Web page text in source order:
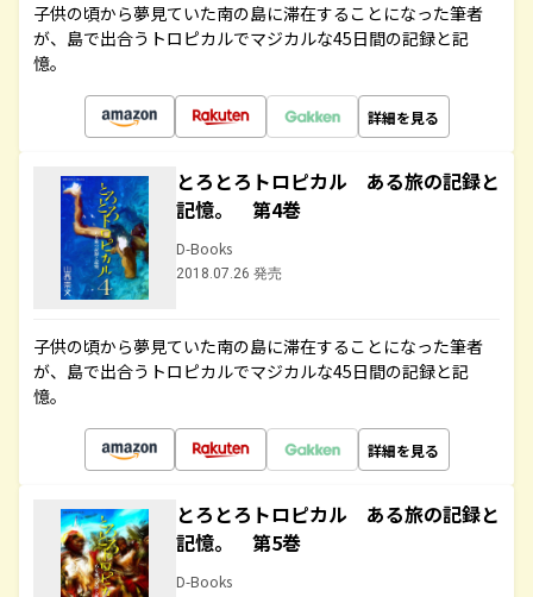
子供の頃から夢見ていた南の島に滞在することになった筆者
が、島で出合うトロピカルでマジカルな45日間の記録と記
憶。
詳細を見る
とろとろトロピカル ある旅の記録と
記憶。 第4巻
D-Books
2018.07.26 発売
子供の頃から夢見ていた南の島に滞在することになった筆者
が、島で出合うトロピカルでマジカルな45日間の記録と記
憶。
詳細を見る
とろとろトロピカル ある旅の記録と
記憶。 第5巻
D-Books